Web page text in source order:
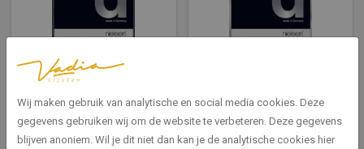
1630020
30x40cm
Breedte: 30
30x40cm
Breedte: 30
Wij maken gebruik van analytische en social media cookies. Deze
gegevens gebruiken wij om de website te verbeteren. Deze gegevens
blijven anoniem. Wil je dit niet dan kan je de analytische cookies hier